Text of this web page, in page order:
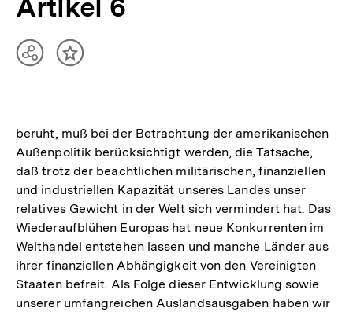
Artikel 6
TeilenInhalt
beruht, muß bei der Betrachtung der amerikanischen
Außenpolitik berücksichtigt werden, die Tatsache,
daß trotz der beachtlichen militärischen, finanziellen
und industriellen Kapazität unseres Landes unser
relatives Gewicht in der Welt sich vermindert hat. Das
Wiederaufblühen Europas hat neue Konkurrenten im
Welthandel entstehen lassen und manche Länder aus
ihrer finanziellen Abhängigkeit von den Vereinigten
Staaten befreit. Als Folge dieser Entwicklung sowie
unserer umfangreichen Auslandsausgaben haben wir